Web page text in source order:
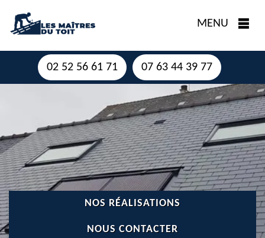
MENU
02 52 56 61 71 07 63 44 39 77
NOS RÉALISATIONS
NOUS CONTACTER